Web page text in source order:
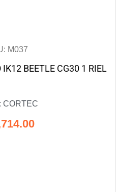
M037
BEETLE CG30 1 RIEL
CORTEC